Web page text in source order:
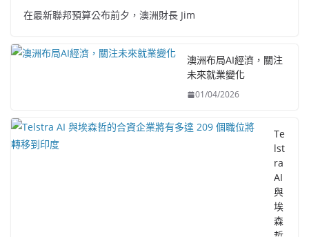
在最新聯邦預算公布前夕，澳洲財長 Jim
澳洲布局AI經濟，關注
未來就業變化
01/04/2026
Te
lst
ra
AI
與
埃
森